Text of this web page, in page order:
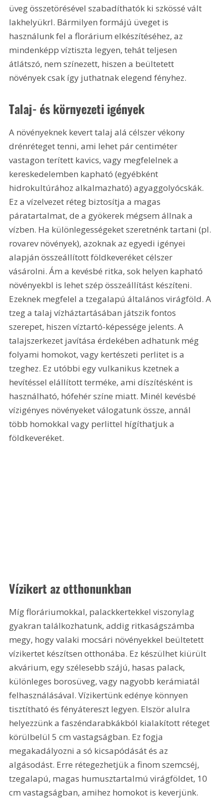
üveg összetörésével szabadíthatók ki szkössé vált
lakhelyükrl. Bármilyen formájú üveget is
használunk fel a florárium elkészítéséhez, az
mindenképp víztiszta legyen, tehát teljesen
átlátszó, nem színezett, hiszen a beültetett
növények csak így juthatnak elegend fényhez.
Talaj- és környezeti igények
A növényeknek kevert talaj alá célszer vékony
drénréteget tenni, ami lehet pár centiméter
vastagon terített kavics, vagy megfelelnek a
kereskedelemben kapható (egyébként
hidrokultúrához alkalmazható) agyaggolyócskák.
Ez a vízelvezet réteg biztosítja a magas
páratartalmat, de a gyökerek mégsem állnak a
vízben. Ha különlegességeket szeretnénk tartani (pl.
rovarev növények), azoknak az egyedi igényei
alapján összeállított földkeveréket célszer
vásárolni. Ám a kevésbé ritka, sok helyen kapható
növényekbl is lehet szép összeállítást készíteni.
Ezeknek megfelel a tzegalapú általános virágföld. A
tzeg a talaj vízháztartásában játszik fontos
szerepet, hiszen víztartó-képessége jelents. A
talajszerkezet javítása érdekében adhatunk még
folyami homokot, vagy kertészeti perlitet is a
tzeghez. Ez utóbbi egy vulkanikus kzetnek a
hevítéssel elállított terméke, ami díszítésként is
használható, hófehér színe miatt. Minél kevésbé
vízigényes növényeket válogatunk össze, annál
több homokkal vagy perlittel hígíthatjuk a
földkeveréket.
Vízikert az otthonunkban
Míg floráriumokkal, palackkertekkel viszonylag
gyakran találkozhatunk, addig ritkaságszámba
megy, hogy valaki mocsári növényekkel beültetett
vízikertet készítsen otthonába. Ez készülhet kiürült
akvárium, egy szélesebb szájú, hasas palack,
különleges borosüveg, vagy nagyobb kerámiatál
felhasználásával. Vízikertünk edénye könnyen
tisztítható és fényátereszt legyen. Elször alulra
helyezzünk a faszéndarabkákból kialakított réteget
körülbelül 5 cm vastagságban. Ez fogja
megakadályozni a só kicsapódását és az
algásodást. Erre rétegezhetjük a finom szemcséj,
tzegalapú, magas humusztartalmú virágföldet, 10
cm vastagságban, amihez homokot is keverjünk.